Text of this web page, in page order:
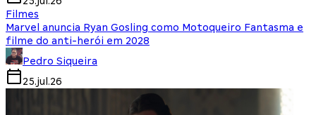
Filmes
Marvel anuncia Ryan Gosling como Motoqueiro Fantasma e
filme do anti-herói em 2028
Pedro Siqueira
25.jul.26